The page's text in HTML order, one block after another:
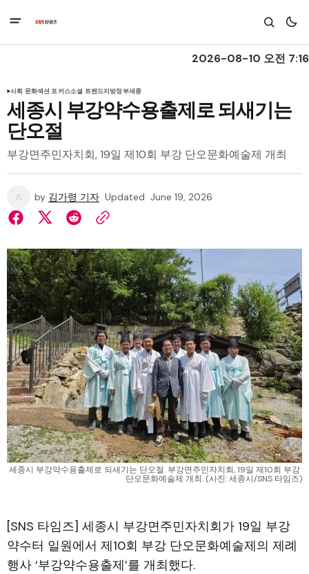
2026-08-10 오전 7:16
사회 문화섹션 포커스소셜 트렌드지방정부세종
세종시 부강약수용출제로 되새기는
단오절
부강면주민자치회, 19일 제10회 부강 단오문화예술제 개최
by 김가령 기자 Updated June 19, 2026
세종시 부강약수용출제로 되새기는 단오절. 부강면주민자치회, 19일 제10회 부강
단오문화예술제 개최. (사진: 세종시/SNS 타임즈)
[SNS 타임즈] 세종시 부강면주민자치회가 19일 부강
약수터 일원에서 제10회 부강 단오문화예술제의 제례
행사 ‘부강약수용출제’를 개최했다.